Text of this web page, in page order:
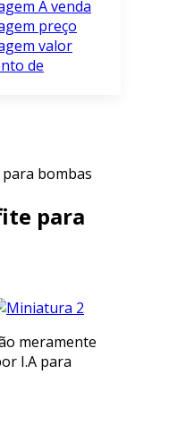
À venda
preço
valor
de
bombas
para
meramente
I.A para